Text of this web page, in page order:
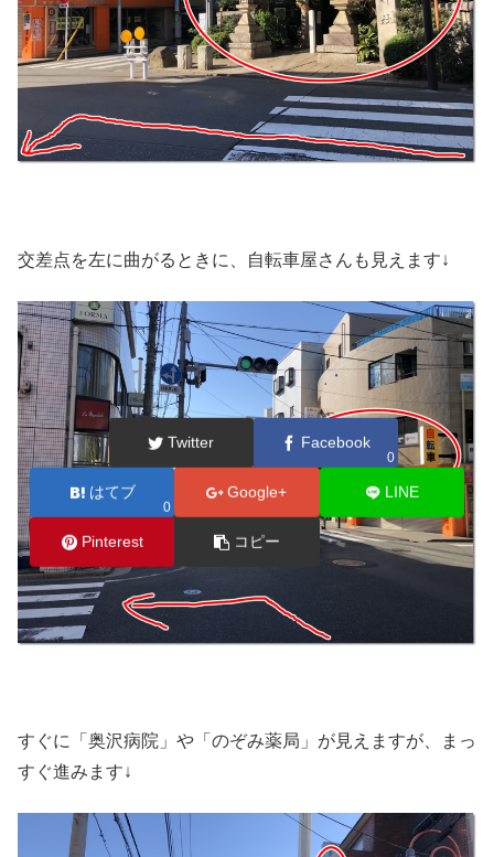
交差点を左に曲がるときに、自転車屋さんも見えます↓
すぐに「奥沢病院」や「のぞみ薬局」が見えますが、まっ
すぐ進みます↓
Twitter Facebook
0
はてブ
0
Google+ LINE
Pinterest コピー